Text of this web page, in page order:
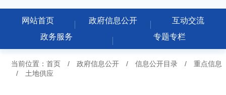
网站首页 政府信息公开
互动交流
政务服务
专题专栏
当前位置： 首页 / 政府信息公开 / 信息公开目录 /
重点信息
/
土地供应